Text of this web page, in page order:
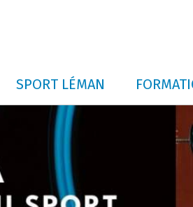
SPORT LÉMAN